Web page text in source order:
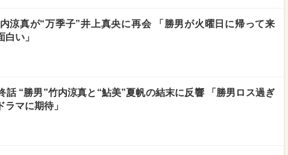
内涼真が“万季子”井上真央に再会 「勝男が火曜日に帰って来
い」
話 “勝男”竹内涼真と“鮎美”夏帆の結末に反響 「勝男ロス過ぎ
マに期待」